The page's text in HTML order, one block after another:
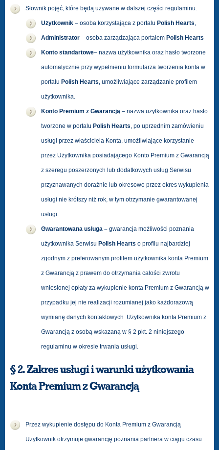
Słownik pojęć, które będą używane w dalszej części regulaminu.
Użytkownik – osoba korzystająca z portalu Polish Hearts,
Administrator – osoba zarządzająca portalem Polish Hearts
Konto standartowe– nazwa użytkownika oraz hasło tworzone
automatycznie przy wypełnieniu formularza tworzenia konta w
portalu Polish Hearts, umożliwiające zarządzanie profilem
użytkownika.
Konto Premium z Gwarancją – nazwa użytkownika oraz hasło
tworzone w portalu Polish Hearts, po uprzednim zamówieniu
usługi przez właściciela Konta, umożliwiające korzystanie
przez Użytkownika posiadającego Konto Premium z Gwarancją
z szeregu poszerzonych lub dodatkowych usług Serwisu
przyznawanych doraźnie lub okresowo przez okres wykupienia
usługi nie krótszy niż rok, w tym otrzymanie gwarantowanej
usługi.
Gwarantowana usługa – gwarancja możliwości poznania
użytkownika Serwisu Polish Hearts o profilu najbardziej
zgodnym z preferowanym profilem użytkownika konta Premium
z Gwarancją z prawem do otrzymania całości zwrotu
wniesionej opłaty za wykupienie konta Premium z Gwarancją w
przypadku jej nie realizacji rozumianej jako każdorazową
wymianę danych kontaktowych Użytkownika konta Premium z
Gwarancją z osobą wskazaną w § 2 pkt. 2 niniejszego
regulaminu w okresie trwania usługi.
§ 2. Zakres usługi i warunki użytkowania
Konta Premium z Gwarancją
Przez wykupienie dostępu do Konta Premium z Gwarancją
Użytkownik otrzymuje gwarancję poznania partnera w ciągu czasu